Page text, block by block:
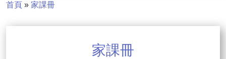
首頁 » 家課冊
家課冊